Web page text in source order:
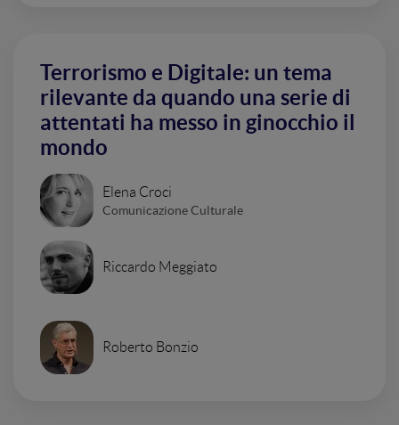
Terrorismo e Digitale: un tema
rilevante da quando una serie di
attentati ha messo in ginocchio il
mondo
Elena Croci
Comunicazione Culturale
Riccardo Meggiato
Roberto Bonzio